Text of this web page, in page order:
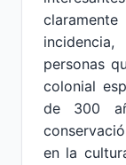
personas
colonial
de 300
en la